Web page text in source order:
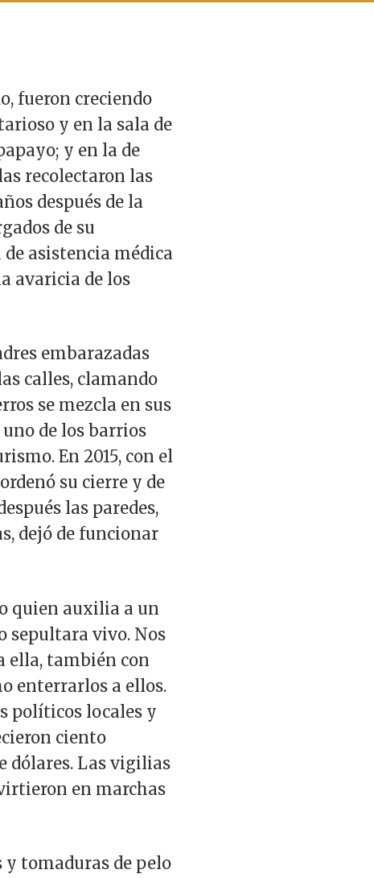
fueron creciendo
y en la sala de
y en la de
recolectaron las
después de la
de su
asistencia médica
avaricia de los
embarazadas
calles, clamando
se mezcla en sus
de los barrios
En 2015, con el
su cierre y de
las paredes,
dejó de funcionar
quien auxilia a un
sepultara vivo. Nos
ella, también con
enterrarlos a ellos.
políticos locales y
ciento
dólares. Las vigilias
en marchas
y tomaduras de pelo